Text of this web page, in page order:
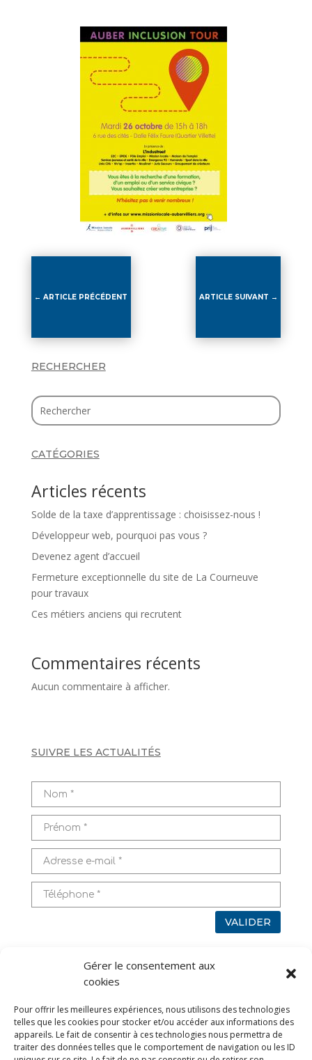
Gérer le consentement aux
cookies
Pour offrir les meilleures expériences, nous utilisons des technologies
telles que les cookies pour stocker et/ou accéder aux informations des
appareils. Le fait de consentir à ces technologies nous permettra de
traiter des données telles que le comportement de navigation ou les ID
←ARTICLE PRÉCÉDENT ARTICLE SUIVANT →
RECHERCHER
CATÉGORIES
Articles récents
Solde de la taxe d’apprentissage : choisissez-nous !
Développeur web, pourquoi pas vous ?
Devenez agent d’accueil
Fermeture exceptionnelle du site de La Courneuve
pour travaux
Ces métiers anciens qui recrutent
Commentaires récents
Aucun commentaire à afficher.
SUIVRE LES ACTUALITÉS
VALIDER
Pour en savoir plus sur l’utilisation de vos données,
rendez-vous surMentions légales
TAGS